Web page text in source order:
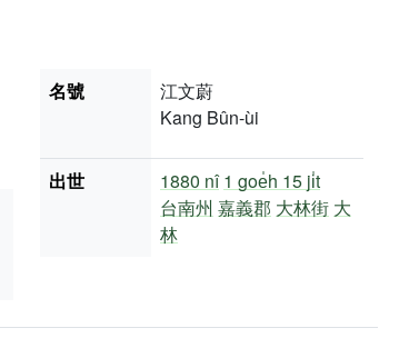
名號
江文蔚
Kang Bûn-ùi
出世 1880 nî 1 goe̍h 15 ji̍t
台南州 嘉義郡 大林街 大
林